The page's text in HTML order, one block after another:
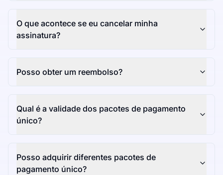
O que acontece se eu cancelar minha
assinatura?
Posso obter um reembolso?
Qual é a validade dos pacotes de pagamento
único?
Posso adquirir diferentes pacotes de
pagamento único?